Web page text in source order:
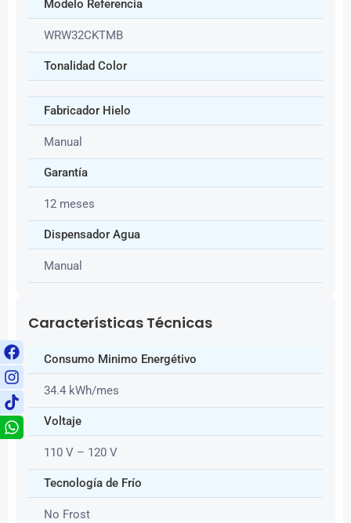
Modelo Referencia
WRW32CKTMB
Tonalidad Color
Fabricador Hielo
Manual
Garantía
12 meses
Dispensador Agua
Manual
Características Técnicas
Consumo Minimo Energétivo
34.4 kWh/mes
Voltaje
110 V – 120 V
Tecnología de Frío
No Frost